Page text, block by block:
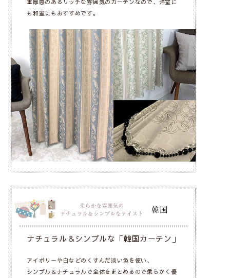
重厚感のあるリッチな雰囲気のカーテンなので、洋室に
も和室にもおすすめです。
ナチュラル＆シンプルな「韓国カーテン」
アイボリーや白などのくすんだ淡い色を使い、
シンプル＆ナチュラルで全体をまとめるので柔らかく優